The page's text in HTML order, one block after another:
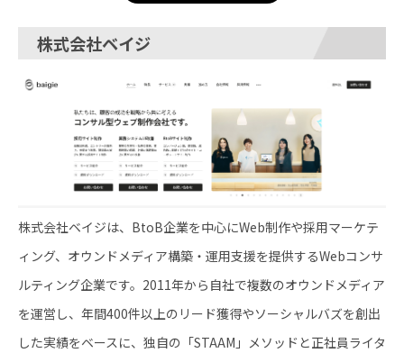
株式会社ベイジ
株式会社ベイジは、BtoB企業を中心にWeb制作や採用マーケテ
ィング、オウンドメディア構築・運用支援を提供するWebコンサ
ルティング企業です。2011年から自社で複数のオウンドメディア
を運営し、年間400件以上のリード獲得やソーシャルバズを創出
した実績をベースに、独自の「STAAM」メソッドと正社員ライタ